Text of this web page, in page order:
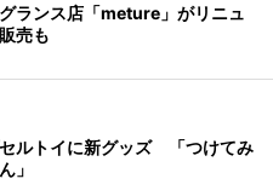
ランス店「meture」がリニュ
売も
セルトイに新グッズ 「つけてみ
」